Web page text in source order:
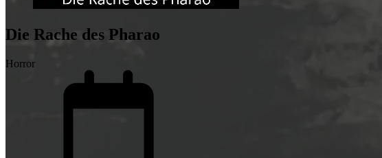
Die Rache des Pharao
Horror